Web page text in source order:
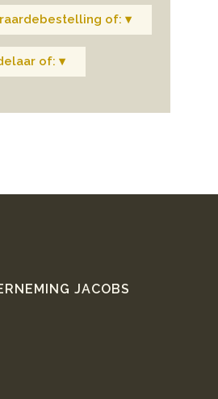
of: ▾
of: ▾
JACOBS